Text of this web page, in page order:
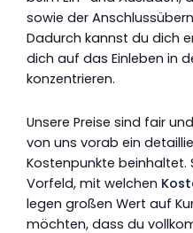
sowie der
Dadurch kannst du dich
dich auf das Einleben in
konzentrieren.
Unsere Preise sind fair
von uns vorab ein
Kostenpunkte beinhaltet.
Vorfeld, mit welchen
legen großen Wert auf
möchten, dass du